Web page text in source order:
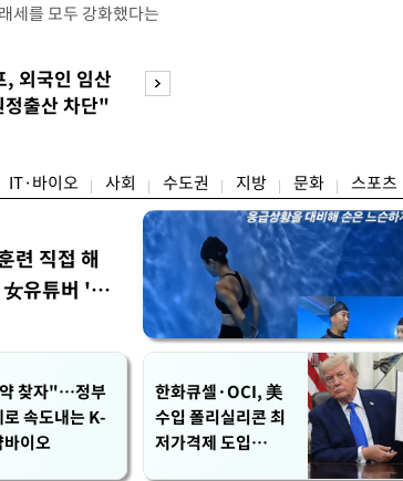
세를 모두 강화했다는
하 주택은 보유세도 줄
다"고 설명했다. 구 부
배의 시선집중'과의 인
99% 정도 된다.
, 외국인 임산
출산 차단"
IT·바이오 사회 수도권 지방 문화 스포츠
련 직접 해
유튜버 '완
찾자"…정부
속도내는 K-
이오
한화큐셀·OCI, 美
수입 폴리실리콘 최
저가격제 도입